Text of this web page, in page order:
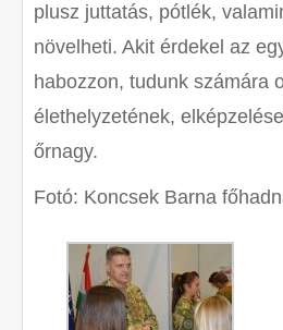
plusz juttatás, pótlék,
növelheti. Akit érdekel az
habozzon, tudunk számára
élethelyzetének,
őrnagy.
Fotó: Koncsek Barna